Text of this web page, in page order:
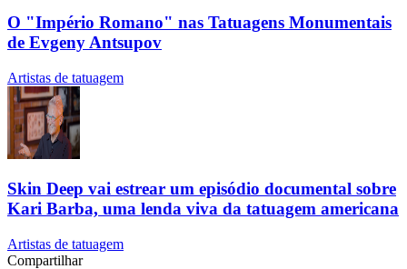
O "Império Romano" nas Tatuagens Monumentais
de Evgeny Antsupov
Artistas de tatuagem
Skin Deep vai estrear um episódio documental sobre
Kari Barba, uma lenda viva da tatuagem americana
Artistas de tatuagem
Compartilhar